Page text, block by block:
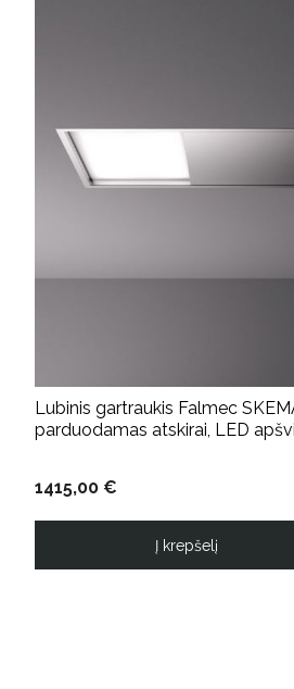
Lubinis gartraukis Falmec
parduodamas atskirai, LED
1415,00 €
Į krepšelį